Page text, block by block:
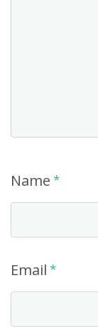
Name *
Email *